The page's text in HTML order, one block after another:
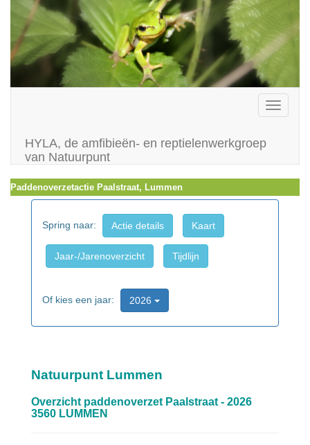
Toggle
HYLA, de amfibieën- en reptielenwerkgroep
van Natuurpunt
Paddenoverzetactie Paalstraat, Lummen
Spring naar: Actie details Kaart
Jaar-/Jarenoverzicht Tijdlijn
Of kies een jaar: 2026
Natuurpunt Lummen
Overzicht paddenoverzet Paalstraat - 2026
3560 LUMMEN